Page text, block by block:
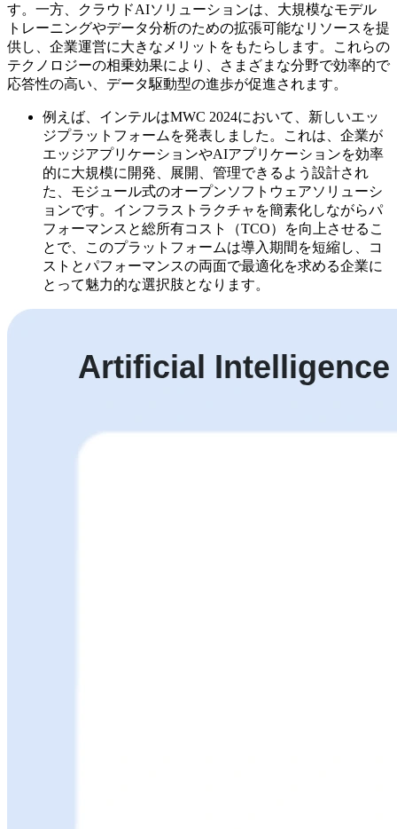
す。一方、クラウドAIソリューションは、大規模なモデル
トレーニングやデータ分析のための拡張可能なリソースを提
供し、企業運営に大きなメリットをもたらします。これらの
テクノロジーの相乗効果により、さまざまな分野で効率的で
応答性の高い、データ駆動型の進歩が促進されます。
例えば、インテルはMWC 2024において、新しいエッ
ジプラットフォームを発表しました。これは、企業が
エッジアプリケーションやAIアプリケーションを効率
的に大規模に開発、展開、管理できるよう設計され
た、モジュール式のオープンソフトウェアソリューシ
ョンです。インフラストラクチャを簡素化しながらパ
フォーマンスと総所有コスト（TCO）を向上させるこ
とで、このプラットフォームは導入期間を短縮し、コ
ストとパフォーマンスの両面で最適化を求める企業に
とって魅力的な選択肢となります。